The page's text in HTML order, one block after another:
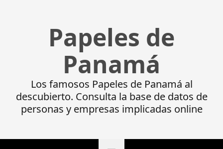
Papeles de
Panamá
Los famosos Papeles de Panamá al
descubierto. Consulta la base de datos de
personas y empresas implicadas online